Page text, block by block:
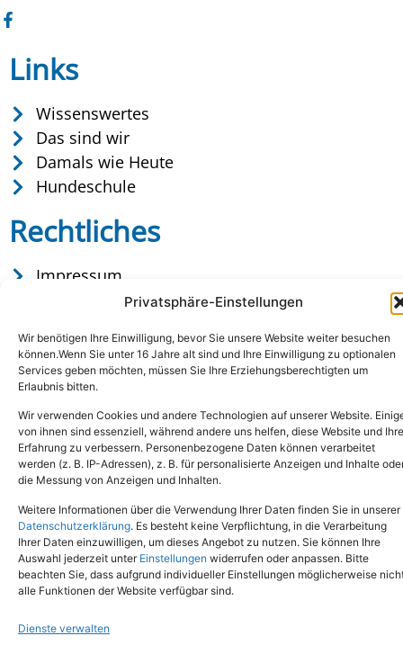
Privatsphäre-Einstellungen
Wir benötigen Ihre Einwilligung, bevor Sie unsere Website weiter besuchen
können.Wenn Sie unter 16 Jahre alt sind und Ihre Einwilligung zu optionalen
Services geben möchten, müssen Sie Ihre Erziehungsberechtigten um
Erlaubnis bitten.
Wir verwenden Cookies und andere Technologien auf unserer Website.
von ihnen sind essenziell, während andere uns helfen, diese Website und Ihre
Erfahrung zu verbessern. Personenbezogene Daten können verarbeitet
werden (z. B. IP-Adressen), z. B. für personalisierte Anzeigen und Inhalte
die Messung von Anzeigen und Inhalten.
Weitere Informationen über die Verwendung Ihrer Daten finden Sie in unserer
Datenschutzerklärung. Es besteht keine Verpflichtung, in die Verarbeitung
Ihrer Daten einzuwilligen, um dieses Angebot zu nutzen. Sie können Ihre
Auswahl jederzeit unter Einstellungen widerrufen oder anpassen. Bitte
beachten Sie, dass aufgrund individueller Einstellungen möglicherweise
alle Funktionen der Website verfügbar sind.
Dienste verwalten
Links
Wissenswertes
Das sind wir
Damals wie Heute
Hundeschule
Rechtliches
Impressum
Datenschutz
Copyright © 2024. Alle Rechte vorbehalten.
Tel.: (02651) - 77438info@tierheim-mayen.de
In der Pluns 1, 56727 Mayen